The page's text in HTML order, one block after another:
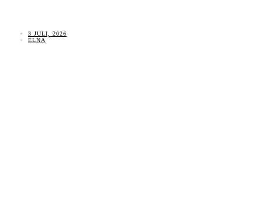
3 JULI, 2026
ELNA